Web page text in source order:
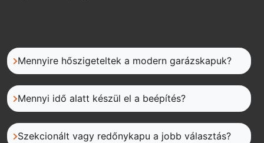
Mennyire hőszigeteltek a modern garázskapuk?
Mennyi idő alatt készül el a beépítés?
Szekcionált vagy redőnykapu a jobb választás?